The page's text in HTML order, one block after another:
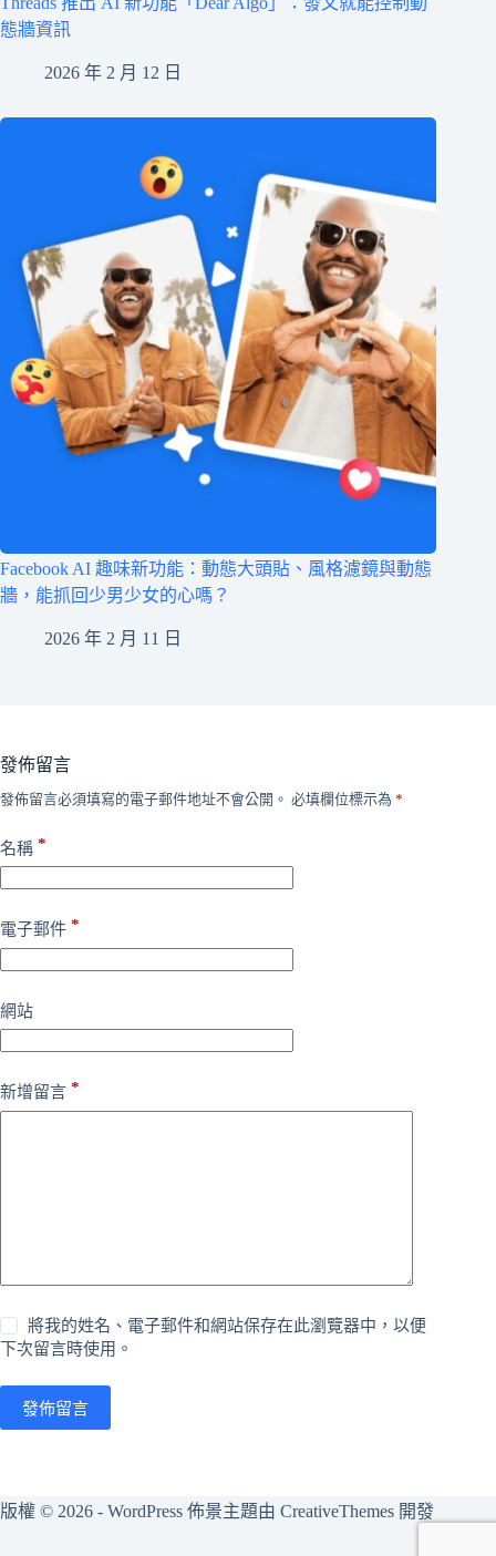
態牆資訊
2026 年 2 月 12 日
Facebook AI 趣味新功能：動態大頭貼、風格濾鏡與動態
牆，能抓回少男少女的心嗎？
2026 年 2 月 11 日
發佈留言
發佈留言必須填寫的電子郵件地址不會公開。 必填欄位標示為 *
名稱 *
電子郵件 *
網站
新增留言 *
將我的姓名、電子郵件和網站保存在此瀏覽器中，以便
下次留言時使用。
發佈留言
版權 © 2026 - WordPress 佈景主題由 CreativeThemes 開發